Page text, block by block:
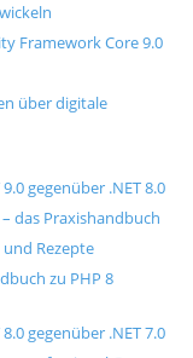
Framework Core 9.0
über digitale
gegenüber .NET 8.0
das Praxishandbuch
Rezepte
zu PHP 8
gegenüber .NET 7.0